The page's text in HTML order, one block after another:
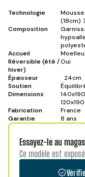
Technologie
(18cm)
Composition
Accueil
Réversible (été /
hiver)
Oui
Épaisseur
24cm
Soutien
Dimensions
120x190
Fabrication
France
Garantie
8 ans
Essayez-le au
Ce modèle est